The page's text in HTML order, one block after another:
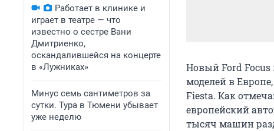
Работает в клинике и
играет в театре — что
известно о сестре Вани
Дмитриенко,
оскандалившейся на концерте
в «Лужниках»
Минус семь сантиметров за
сутки. Тура в Тюмени убывает
уже неделю
Новый Ford Focus
моделей в
Fiesta. Как
европейский
тысяч машин